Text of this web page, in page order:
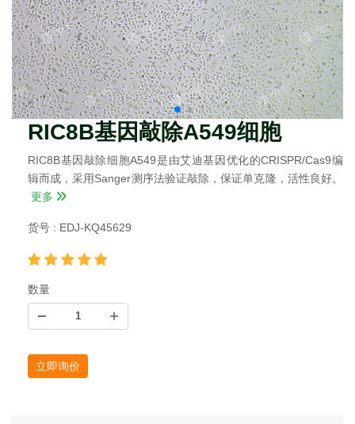
RIC8B基因敲除A549细胞
RIC8B基因敲除细胞A549是由艾迪基因优化的CRISPR/Cas9编
辑而成，采用Sanger测序法验证敲除，保证单克隆，活性良好。
更多
货号 : EDJ-KQ45629
数量
立即询价